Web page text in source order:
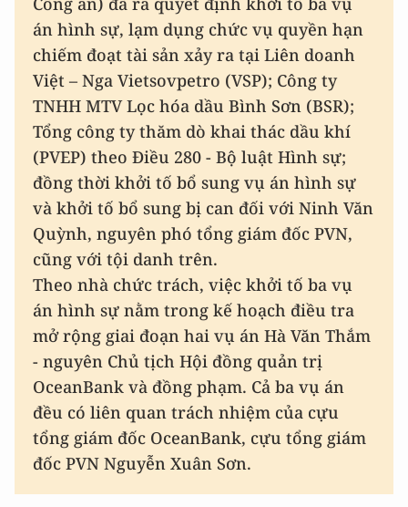
án hình sự, lạm dụng chức vụ quyền hạn
chiếm đoạt tài sản xảy ra tại Liên doanh
Việt – Nga Vietsovpetro (VSP); Công ty
TNHH MTV Lọc hóa dầu Bình Sơn (BSR);
Tổng công ty thăm dò khai thác dầu khí
(PVEP) theo Điều 280 - Bộ luật Hình sự;
đồng thời khởi tố bổ sung vụ án hình sự
và khởi tố bổ sung bị can đối với Ninh Văn
Quỳnh, nguyên phó tổng giám đốc PVN,
cũng với tội danh trên.
Theo nhà chức trách, việc khởi tố ba vụ
án hình sự nằm trong kế hoạch điều tra
mở rộng giai đoạn hai vụ án Hà Văn Thắm
- nguyên Chủ tịch Hội đồng quản trị
OceanBank và đồng phạm. Cả ba vụ án
đều có liên quan trách nhiệm của cựu
tổng giám đốc OceanBank, cựu tổng giám
đốc PVN Nguyễn Xuân Sơn.